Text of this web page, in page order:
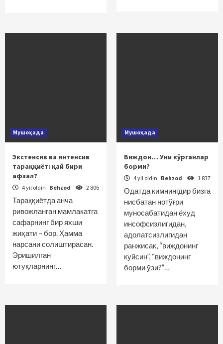
Мушоҳада
Экстенсив ва интенсив
тараққиёт: қай бири
афзал?
4 yil oldin Behzod 2 806
Тараққиётда анча
ривожланган мамлакатга
сафарнинг бир яхши
жиҳати – бор. Ҳамма
нарсани солиштирасан.
Эришилган
ютуқларнинг…
Мушоҳада
Виждон… Уни кўрганлар
борми?
4 yil oldin Behzod 1 837
Одатда кимнингдир бизга
нисбатан нотўғри
муносабатидан ёхуд
инсофсизлигидан,
адолатсизлигидан
ранжисак, “виждонинг
куйсин”, “виждонинг
борми ўзи?”…